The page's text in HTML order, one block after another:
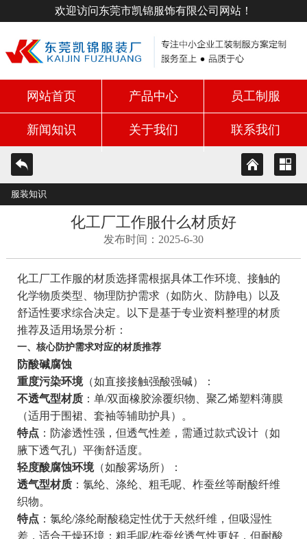
欢迎访问东莞市凯锦服饰有限公司网站！
网站首页 产品中心 员工制服
新闻知识 关于我们 联系我们
服装知识
化工厂工作服什么材质好
发布时间：2025-6-30
化工厂工作服的材质选择需根据具体工作环境、接触的
化学物质类型、物理防护需求（如防火、防静电）以及
舒适性要求综合决定。以下是基于专业资料整理的材质
推荐及适用场景分析：
一、核心防护需求对应的材质推荐
防酸碱腐蚀
重度污染环境（如直接接触强酸强碱）：
不透气型材质：单/双面橡胶涂覆织物、聚乙烯塑料薄膜
（适用于围裙、套袖等辅助护具）。
特点 ：防渗透性强，但透气性差，需通过款式设计（如
腋下透气孔）平衡舒适度。
轻度酸腐蚀环境（如酸雾场所）：
透气型材质：氯纶、涤纶、粗毛呢、柞蚕丝等耐酸纤维
织物。
特点 ：氯纶/涤纶耐酸稳定性优于天然纤维，但吸湿性
差，适合干燥环境；粗毛呢/柞蚕丝透气性更好，但耐酸